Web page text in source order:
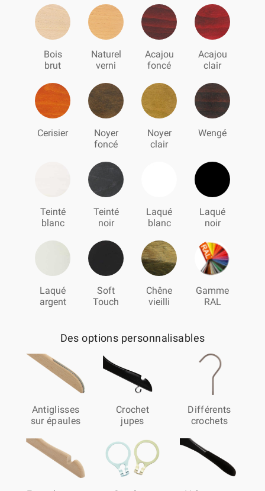
Bois
brut
Naturel
verni
Acajou
foncé
Acajou
clair
Cerisier
Noyer
foncé
Noyer
clair
Wengé
Teinté
blanc
Teinté
noir
Laqué
blanc
Laqué
noir
Laqué
argent
Soft
Touch
Chêne
vieilli
Gamme
RAL
Des options personnalisables
Antiglisses
sur épaules
Crochet
jupes
Différents
crochets